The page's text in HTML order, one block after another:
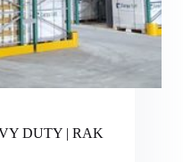
DUTY | RAK